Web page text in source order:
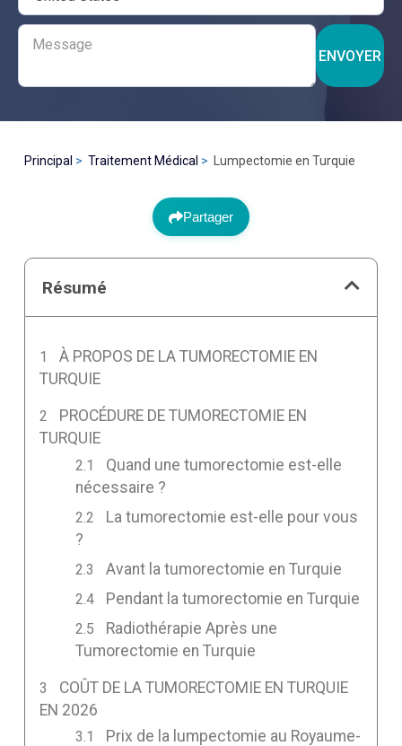
ENVOYER
Principal Traitement Médical Lumpectomie en Turquie
Partager
Résumé
À PROPOS DE LA TUMORECTOMIE EN
TURQUIE
PROCÉDURE DE TUMORECTOMIE EN
TURQUIE
Quand une tumorectomie est-elle
nécessaire ?
La tumorectomie est-elle pour vous
?
Avant la tumorectomie en Turquie
Pendant la tumorectomie en Turquie
Radiothérapie Après une
Tumorectomie en Turquie
COÛT DE LA TUMORECTOMIE EN TURQUIE
EN 2026
Prix de la lumpectomie au Royaume-